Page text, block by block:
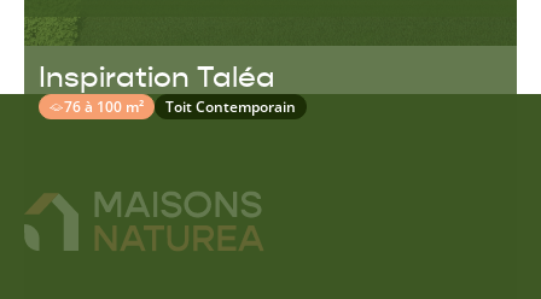
Inspiration Taléa
76 à 100 m² Toit Contemporain